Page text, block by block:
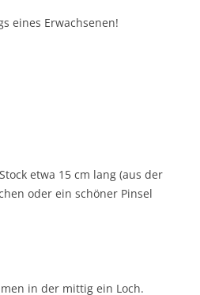
eines Erwachsenen!
etwa 15 cm lang (aus der
oder ein schöner Pinsel
in der mittig ein Loch.